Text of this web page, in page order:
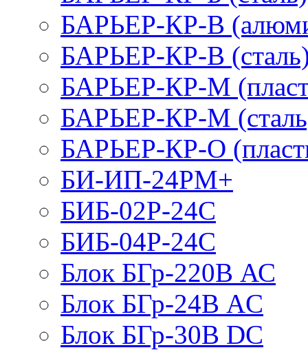
БАРЬЕР-КР-В
БАРЬЕР-КР-В
БАРЬЕР-КР-М
БАРЬЕР-КР-М
БАРЬЕР-КР-О
БИ-ИП-24РМ+
БИБ-02Р-24С
БИБ-04Р-24С
Блок БГр-220В АС
Блок БГр-24В AC
Блок БГр-30В DC